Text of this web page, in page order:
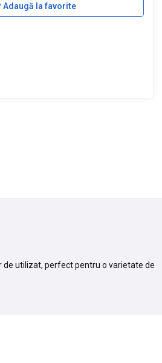
Adaugă la favorite
de utilizat, perfect pentru o varietate de